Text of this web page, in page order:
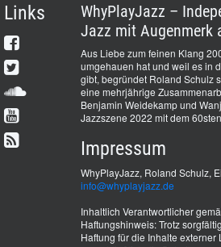
Links
WhyPlayJazz –
Jazz mit Augenmerk
Aus Liebe zum feinen Klang
umgehauen hat und weil es in
gibt, begründet Roland Schulz
eine mehrjährige
Benjamin Weidekamp und
Jazzszene 2022 mit dem
Impressum
WhyPlayJazz, Roland Schulz,
info@whyplayjazz.de
Inhaltlich Verantwortlicher
Haftungshinweis: Trotz
Haftung für die Inhalte